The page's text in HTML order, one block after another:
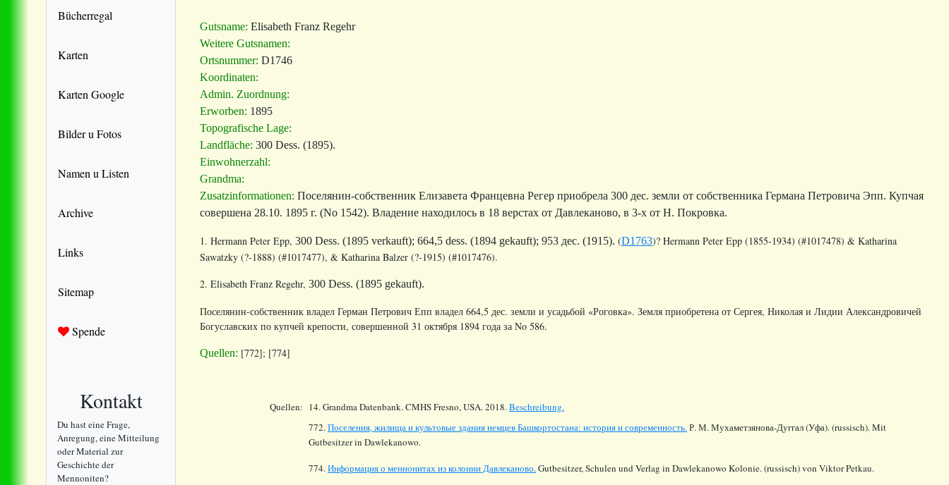
Bücherregal
Karten
Karten Google
Bilder u Fotos
Namen u Listen
Archive
Links
Sitemap
Spende
Kontakt
Du hast eine Frage,
Anregung, eine Mitteilung
oder Material zur
Geschichte der
Mennoniten?
Gutsname: Elisabeth Franz Regehr
Weitere Gutsnamen:
Ortsnummer: D1746
Koordinaten:
Admin. Zuordnung:
Erworben: 1895
Topografische Lage:
Landfläche: 300 Dess. (1895).
Einwohnerzahl:
Grandma:
Zusatzinformationen: Поселянин-собственник Елизавета Францевна Регер приобрела 300 дес. земли от собственника Германа Петровича Эпп. Купчая
совершена 28.10. 1895 г. (No 1542). Владение находилось в 18 верстах от Давлеканово, в 3‐х от Н. Покровка.
1. Hermann Peter Epp, 300 Dess. (1895 verkauft); 664,5 dess. (1894 gekauft); 953 дес. (1915). (D1763)? Hermann Peter Epp (1855-1934) (#1017478) & Katharina
Sawatzky (?-1888) (#1017477), & Katharina Balzer (?-1915) (#1017476).
2. Elisabeth Franz Regehr, 300 Dess. (1895 gekauft).
Поселянин-собственник владел Герман Петрович Епп владел 664,5 дес. земли и усадьбой «Роговка». Земля приобретена от Сергея, Николая и Лидии Александровичей
Богуславских по купчей крепости, совершенной 31 октября 1894 года за No 586.
Quellen: [772]; [774]
Quellen: 14.Grandma Datenbank. CMHS Fresno, USA. 2018.Beschreibung.
772.Поселения, жилища и культовые здания немцев Башкортостана: история и современность.Р. М. Мухаметзянова-Дуггал (Уфа). (russisch). Mit
Gutbesitzer in Dawlekanowo.
774.Информация о меннонитах из колонии Давлеканово.Gutbesitzer, Schulen und Verlag in Dawlekanowo Kolonie. (russisch) von Viktor Petkau.